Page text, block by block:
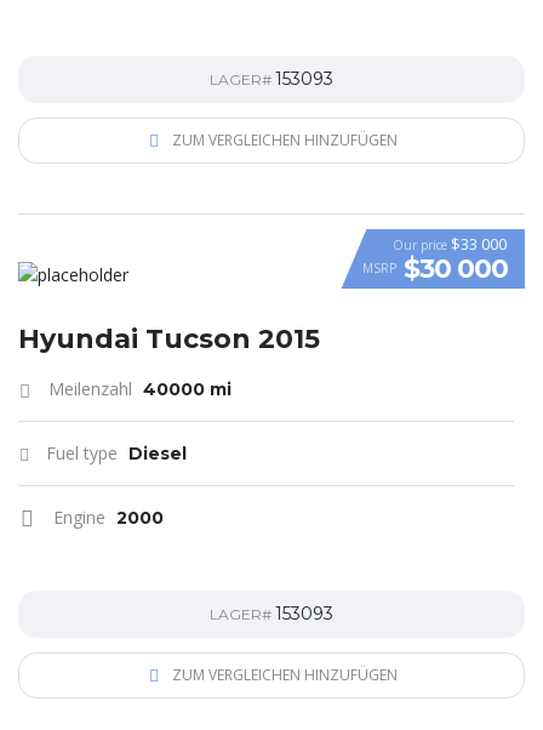
LAGER# 153093
ZUM VERGLEICHEN HINZUFÜGEN
VIDEO
Our price $33 000
MSRP $30 000
Hyundai Tucson 2015
Meilenzahl 40000 mi
Fuel type Diesel
Engine 2000
LAGER# 153093
ZUM VERGLEICHEN HINZUFÜGEN